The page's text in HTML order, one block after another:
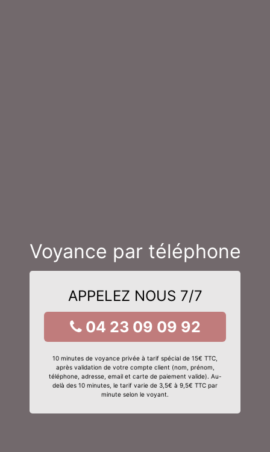
Voyance par téléphone
APPELEZ NOUS 7/7
04 23 09 09 92
10 minutes de voyance privée à tarif spécial de 15€ TTC,
après validation de votre compte client (nom, prénom,
téléphone, adresse, email et carte de paiement valide). Au-
delà des 10 minutes, le tarif varie de 3,5€ à 9,5€ TTC par
minute selon le voyant.